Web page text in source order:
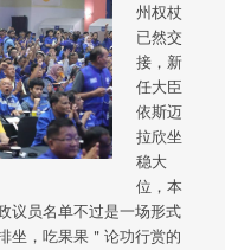
州权杖
已然交
接，新
任大臣
依斯迈
拉欣坐
稳大
位，本
议员名单不过是一场形式
坐，吃果果＂论功行赏的